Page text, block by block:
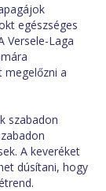
egészséges
Versele-Laga
megelőzni a
szabadon
A keveréket
dúsítani, hogy